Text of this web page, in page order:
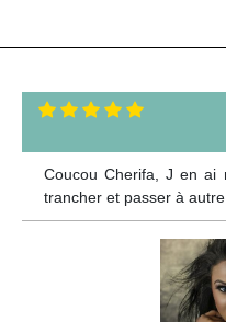
Coucou Cherifa, J en ai
trancher et passer à